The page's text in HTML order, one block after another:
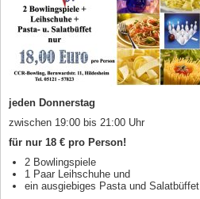
jeden Donnerstag
zwischen 19:00 bis 21:00 Uhr
für nur 18 € pro Person!
2 Bowlingspiele
1 Paar Leihschuhe und
ein ausgiebiges Pasta und Salatbüffet